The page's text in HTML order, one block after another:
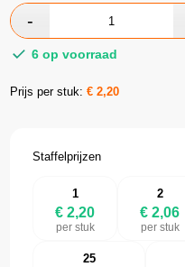
6 op voorraad
Prijs per stuk:€2,20
Staffelprijzen
1
€ 2,20
per stuk
2
€ 2,06
per stuk
25